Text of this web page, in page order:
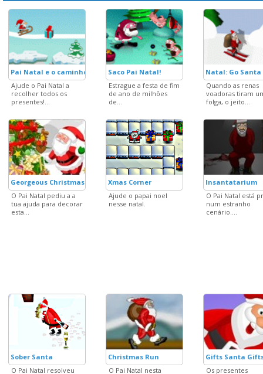
Pai Natal e o caminho de neve!
Ajude o Pai Natal a
recolher todos os
presentes!...
Saco Pai Natal!
Estrague a festa de fim
de ano de milhões
de...
Natal: Go Santa
Quando as renas
voadoras tiram
folga, o jeito...
Georgeous Christmas Tree
O Pai Natal pediu a a
tua ajuda para decorar
esta...
Xmas Corner
Ajude o papai noel
nesse natal.
Insantatarium
O Pai Natal está
num estranho
cenário....
Sober Santa
O Pai Natal resolveu
Christmas Run
O Pai Natal nesta
Gifts Santa
Os presentes